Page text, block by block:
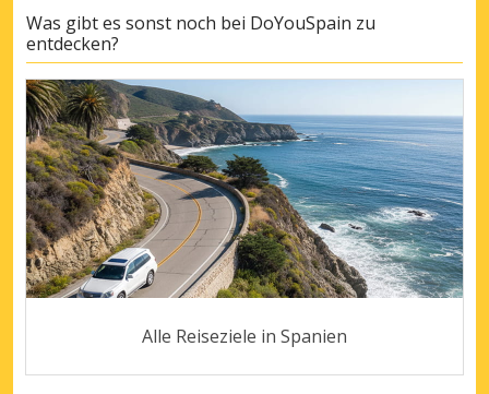
Was gibt es sonst noch bei DoYouSpain zu
entdecken?
Alle Reiseziele in Spanien